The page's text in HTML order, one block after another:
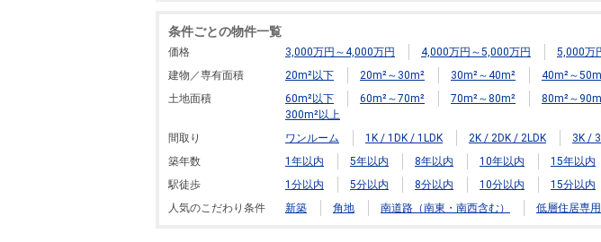
条件ごとの物件一覧
価格 3,000万円～4,000万円 4,000万円～5,000万円 5,000万
建物／専有面積
20m²以下 20m²～30m² 30m²～40m² 40m²～
土地面積
60m²以下 60m²～70m² 70m²～80m² 80m²～
300m²以上
間取り
ワンルーム 1K / 1DK / 1LDK 2K / 2DK / 2LDK 3K /
築年数
1年以内 5年以内 8年以内 10年以内 15年以内
駅徒歩
1分以内 5分以内 8分以内 10分以内 15分以内
人気のこだわり条件
新築 角地 南道路（南東・南西含む） 低層住居専